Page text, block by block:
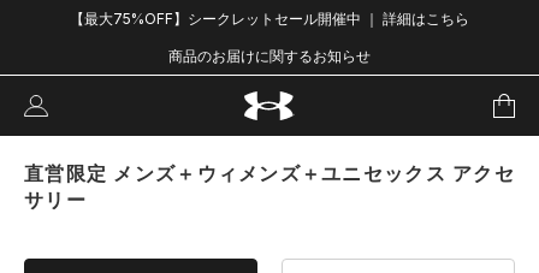
【最大75%OFF】シークレットセール開催中 ｜ 詳細はこちら
商品のお届けに関するお知らせ
直営限定 メンズ＋ウィメンズ＋ユニセックス アクセ
サリー